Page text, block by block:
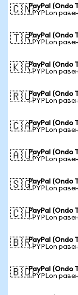
🇨🇳PayPal (Ondo
1 PYPLon
🇹🇷PayPal (Ondo
1 PYPLon
🇰🇷PayPal (Ondo
1 PYPLon
🇷🇺PayPal (Ondo
1 PYPLon
🇨🇦PayPal (Ondo
1 PYPLon
🇦🇺PayPal (Ondo
1 PYPLon
🇸🇬PayPal (Ondo
1 PYPLon
🇨🇭PayPal (Ondo
1 PYPLon
🇧🇷PayPal (Ondo
1 PYPLon
🇧🇩PayPal (Ondo
1 PYPLon